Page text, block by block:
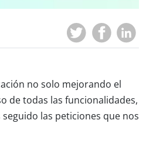
no solo mejorando el
de todas las funcionalidades,
las peticiones que nos